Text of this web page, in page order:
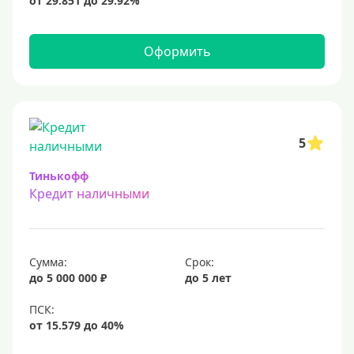
15 млн
20 млн
50 миллионов
Меньше 1 млн (руб)
15000 руб
18000 руб
20 тысяч
Оформить
5
Тинькофф
Кредит наличными
Сумма:
до 5 000 000 ₽
Срок:
до 5 лет